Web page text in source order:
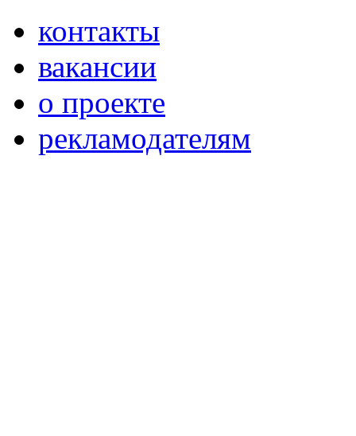
контакты
вакансии
о проекте
рекламодателям